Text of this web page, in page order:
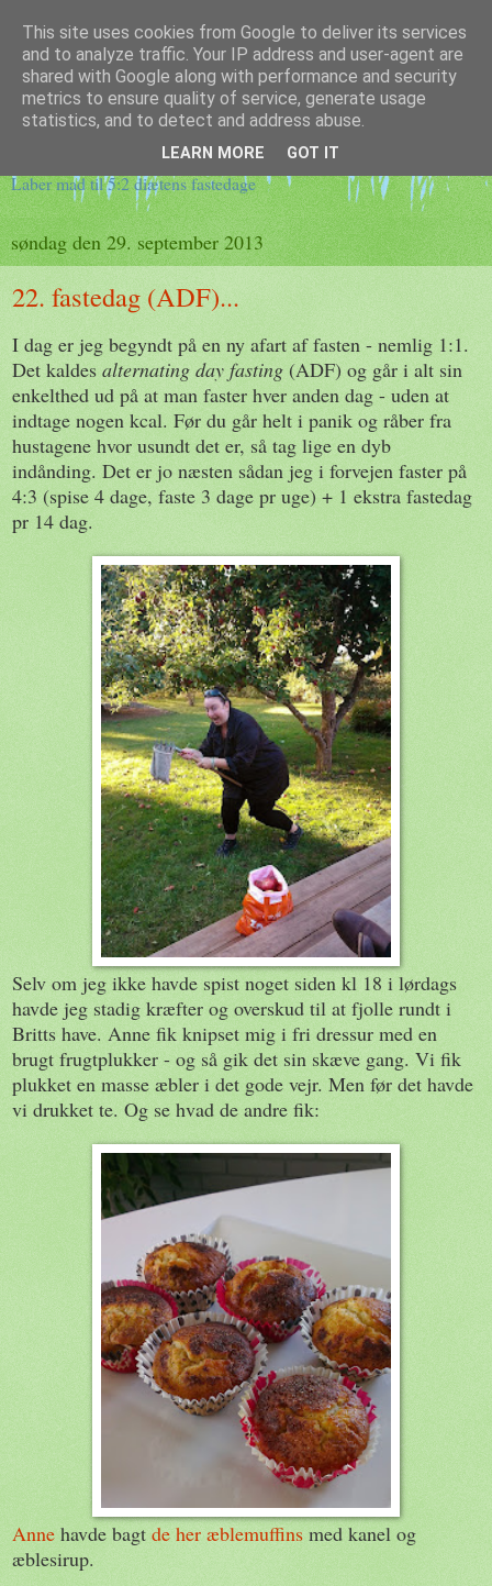
Klidfaster.dk
Laber mad til 5:2 diætens fastedage
søndag den 29. september 2013
22. fastedag (ADF)...
I dag er jeg begyndt på en ny afart af fasten - nemlig 1:1.
Det kaldes alternating day fasting (ADF) og går i alt sin
enkelthed ud på at man faster hver anden dag - uden at
indtage nogen kcal. Før du går helt i panik og råber fra
hustagene hvor usundt det er, så tag lige en dyb
indånding. Det er jo næsten sådan jeg i forvejen faster på
4:3 (spise 4 dage, faste 3 dage pr uge) + 1 ekstra fastedag
pr 14 dag.
Selv om jeg ikke havde spist noget siden kl 18 i lørdags
havde jeg stadig kræfter og overskud til at fjolle rundt i
Britts have. Anne fik knipset mig i fri dressur med en
brugt frugtplukker - og så gik det sin skæve gang. Vi fik
plukket en masse æbler i det gode vejr. Men før det havde
vi drukket te. Og se hvad de andre fik:
Anne havde bagt de her æblemuffins med kanel og
æblesirup.
This site uses cookies from Google to deliver its services
and to analyze traffic. Your IP address and user-agent are
shared with Google along with performance and security
metrics to ensure quality of service, generate usage
statistics, and to detect and address abuse.
LEARN MORE GOT IT